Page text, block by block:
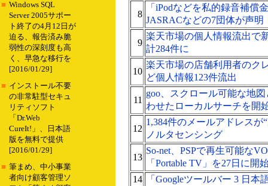
■ Windows SQL
Server 2005サポー
ト終了の4月12日が
迫る、報告済み脆
弱性の深刻度も高
く、早急な移行を
[2016/01/29]
■ インストール不要
の非常駐型セキュ
リティソフト
「Dr.Web
CureIt!」、日本語
版を無料で提供
[2016/01/29]
■ 筆まめ、中小事業
者向け顧客管理ソ
8
「iPodなどを私的録音補償
JASRACなどの7団体が声明
9
楽天市場の個人情報流出で
計284件に
10
楽天市場の店舗利用者のク
ど個人情報123件流出
11
goo、スクロール可能な地
わせたローカルサーチを開
12
1,384件のメールアドレスが
ノルタセンシング
13
So-net、PSPで再生可能な
「Portable TV」を27日に開
14
「Googleツールバー 3 日本